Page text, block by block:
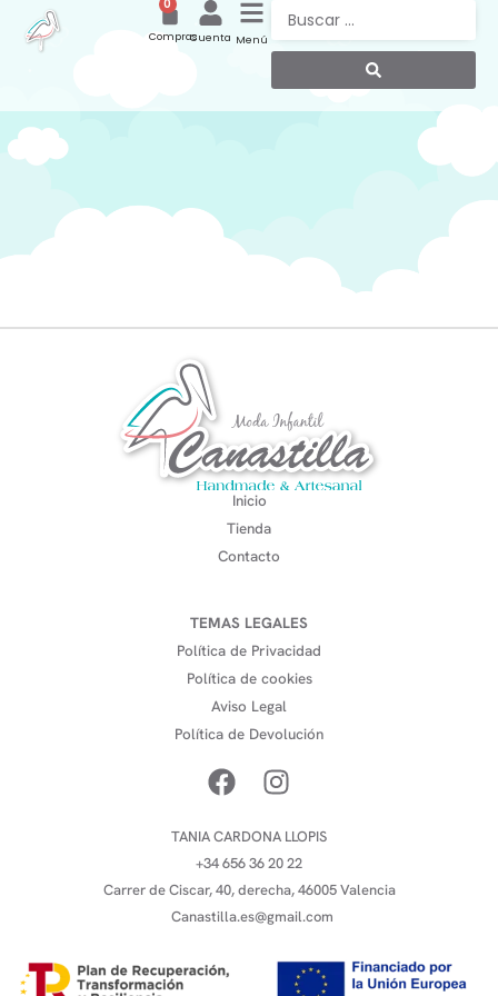
Menú
Cuenta
0
Compras
Inicio
Tienda
Contacto
TEMAS LEGALES
Política de Privacidad
Política de cookies
Aviso Legal
Política de Devolución
TANIA CARDONA LLOPIS
+34 656 36 20 22
Carrer de Ciscar, 40, derecha, 46005 Valencia
Canastilla.es@gmail.com